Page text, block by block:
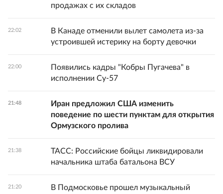
продажах с их складов
22:02
В Канаде отменили вылет самолета из-за
устроившей истерику на борту девочки
22:00
Появились кадры "Кобры Пугачева" в
исполнении Су-57
21:48
Иран предложил США изменить
поведение по шести пунктам для открытия
Ормузского пролива
21:38
ТАСС: Российские бойцы ликвидировали
начальника штаба батальона ВСУ
21:20
В Подмосковье прошел музыкальный